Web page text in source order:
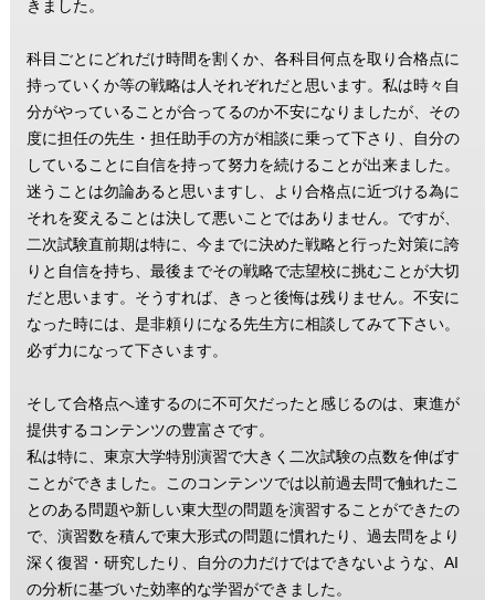
きました。
科目ごとにどれだけ時間を割くか、各科目何点を取り合格点に
持っていくか等の戦略は人それぞれだと思います。私は時々自
分がやっていることが合ってるのか不安になりましたが、その
度に担任の先生・担任助手の方が相談に乗って下さり、自分の
していることに自信を持って努力を続けることが出来ました。
迷うことは勿論あると思いますし、より合格点に近づける為に
それを変えることは決して悪いことではありません。ですが、
二次試験直前期は特に、今までに決めた戦略と行った対策に誇
りと自信を持ち、最後までその戦略で志望校に挑むことが大切
だと思います。そうすれば、きっと後悔は残りません。不安に
なった時には、是非頼りになる先生方に相談してみて下さい。
必ず力になって下さいます。
そして合格点へ達するのに不可欠だったと感じるのは、東進が
提供するコンテンツの豊富さです。
私は特に、東京大学特別演習で大きく二次試験の点数を伸ばす
ことができました。このコンテンツでは以前過去問で触れたこ
とのある問題や新しい東大型の問題を演習することができたの
で、演習数を積んで東大形式の問題に慣れたり、過去問をより
深く復習・研究したり、自分の力だけではできないような、AI
の分析に基づいた効率的な学習ができました。